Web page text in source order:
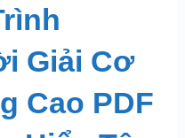
Giải Cơ
Cao PDF